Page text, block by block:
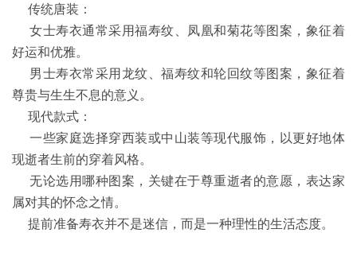
传统唐装：
女士寿衣通常采用福寿纹、凤凰和菊花等图案，象征着
好运和优雅。
男士寿衣常采用龙纹、福寿纹和轮回纹等图案，象征着
尊贵与生生不息的意义。
现代款式：
一些家庭选择穿西装或中山装等现代服饰，以更好地体
现逝者生前的穿着风格。
无论选用哪种图案，关键在于尊重逝者的意愿，表达家
属对其的怀念之情。
提前准备寿衣并不是迷信，而是一种理性的生活态度。